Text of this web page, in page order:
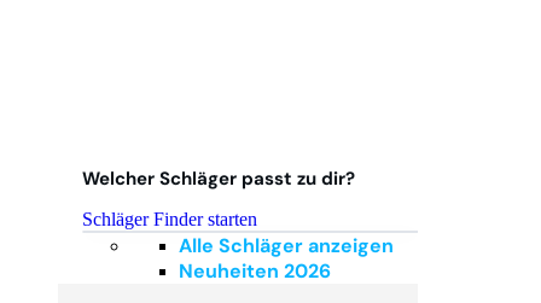
Welcher Schläger passt zu dir?
Schläger Finder starten
Alle Schläger anzeigen
Neuheiten 2026